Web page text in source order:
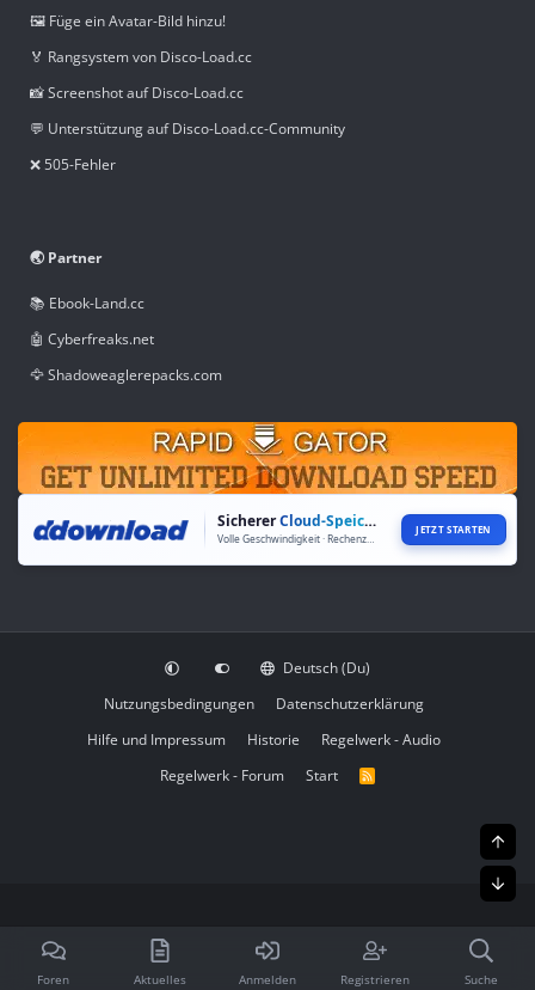
🖼️ Füge ein Avatar-Bild hinzu!
🏅 Rangsystem von Disco-Load.cc
📸 Screenshot auf Disco-Load.cc
💬 Unterstützung auf Disco-Load.cc-Community
❌ 505-Fehler
🌏 Partner
📚 Ebook-Land.cc
🤖 Cyberfreaks.net
🦅 Shadoweaglerepacks.com
SichererCloud-Speicher
Volle Geschwindigkeit · Rechenzentren weltweit
JETZT STARTEN
Deutsch (Du)
Nutzungsbedingungen
Datenschutzerklärung
Hilfe und Impressum
Historie
Regelwerk - Audio
Regelwerk - Forum
Start
R
Foren Aktuelles Anmelden Registrieren Suche